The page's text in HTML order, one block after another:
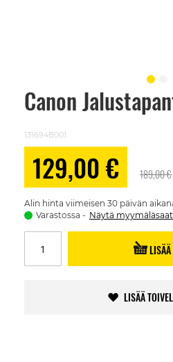
Canon
131694B001
129,00 € 189,00 €
Alin hinta viimeisen 30 päivän
Varastossa
Näytä
LISÄÄ
Skip
images